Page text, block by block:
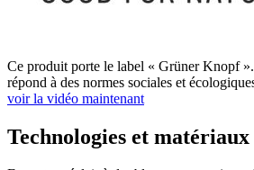
Ce produit porte le label « Grüner Knopf
répond à des normes sociales et
voir la vidéo maintenant
Technologies et matériaux